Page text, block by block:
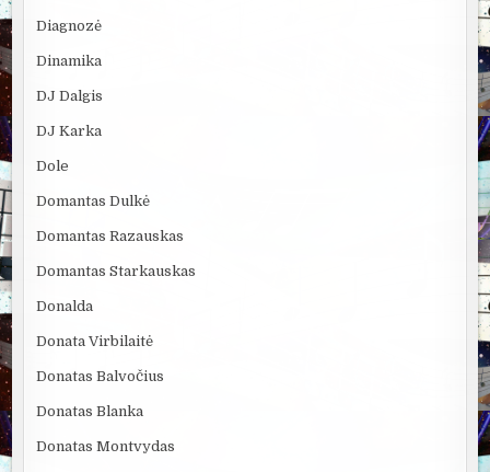
Diagnozė
Dinamika
DJ Dalgis
DJ Karka
Dole
Domantas Dulkė
Domantas Razauskas
Domantas Starkauskas
Donalda
Donata Virbilaitė
Donatas Balvočius
Donatas Blanka
Donatas Montvydas